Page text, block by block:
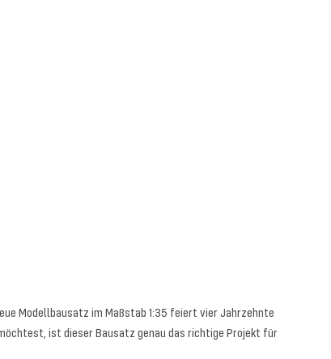
Modellbausatz im Maßstab 1:35 feiert vier Jahrzehnte
ist dieser Bausatz genau das richtige Projekt für